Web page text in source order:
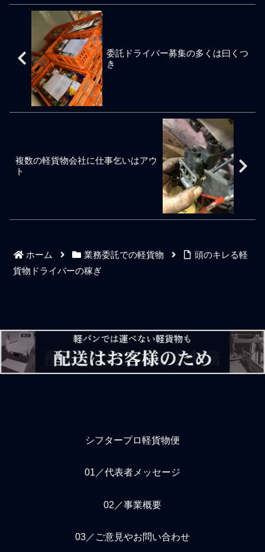
社へどうにか就職したもの
の何かしらの理由や事情で
会社を辞め、職を探し、軽
貨物配送ドライバーへと転
職や再就職したパターンが
大半かと思われます。そこ
そこの年齢層になって転職
したものの我慢や努力や苦
労はしたくないと語るレベ
ルの軽貨物ドライバーの個
から偏屈な人間になってい
ると思われます。 我慢で成
疲れと精神の疲れを回復さ
者より上をいく者の場合、
した時間の余裕を新しい仕
事への挑戦に回すのであ
る。暇こそがチャンスであ
るが計画的な暇と突発的な
暇はわけが違う。勿論のこ
とだが仕事に追われること
にストレスを感じ
げるようになるのか。配送
仕事の内容はどうやって誰
に教わるのか。配送仕事に
コツはあるのか。業務委託
ドライバーが悠長にそんな
感じのことを言ってるよう
ではお金など残らず、疲れ
と不安しか残らない。矛盾
し、個人事業主という立場
であるにも関わらず収入の
いる。個人事業で収入を安
定成長させるには相応に長
期活躍できるドライバー能
と戦う意識や社会貢献の意
て、はい、おしまい、とい
う意識で配送業務をしてい
るといつまで経っても売上
い。稼ぐ個人事業主ドライ
バーにとって大事なことは
配送スキルではなく、個人
事業主として健康経営のス
ったりはしない。当然なが
いてNDA（秘密保持契約）
は会社雇用のドライバーで
あれ外注委託のドライバー
であれ舐めてはいけない。
よくあるパターンだが業務
請負で働く軽貨物ドライバ
ーが配送現場で一緒に働く
他社ドライバーらと接触し
て雑談をしたりヘラヘラと
仕事案件のノイズを掻き集
めてくる人間がいるわけが
信用も信頼もできない人間
てしまったパターンなのは
言わずともであるがそんな
感じで働く要注意人物の社
会人が個人事業主の軽貨物
委託ドライバー募集の多くは曰くつ
き
複数の軽貨物会社に仕事乞いはアウ
ト
ホーム 業務委託での軽貨物
頭のキレる軽
貨物ドライバーの稼ぎ
シフタープロ軽貨物便
01／代表者メッセージ
02／事業概要
03／ご意見やお問い合わせ